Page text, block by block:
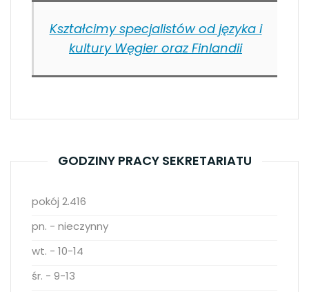
Kształcimy specjalistów od języka i
kultury Węgier oraz Finlandii
GODZINY PRACY SEKRETARIATU
pokój 2.416
pn. - nieczynny
wt. - 10-14
śr. - 9-13